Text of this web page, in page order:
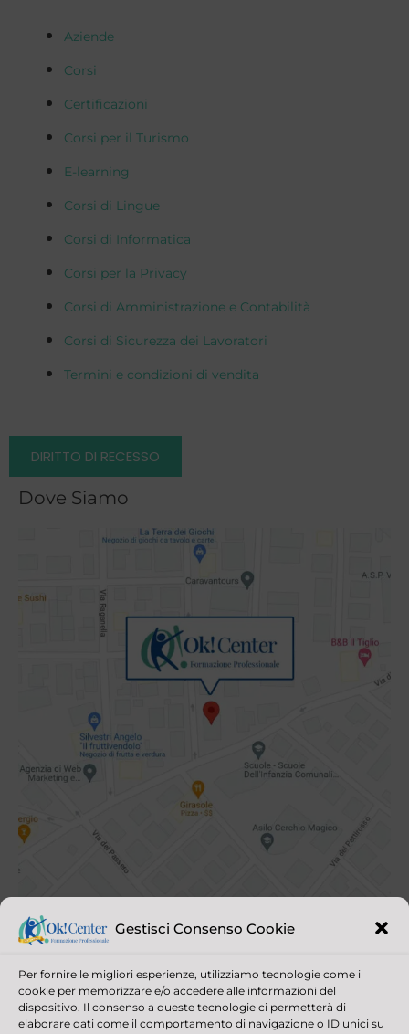
Gestisci Consenso Cookie
Per fornire le migliori esperienze, utilizziamo tecnologie come i
cookie per memorizzare e/o accedere alle informazioni del
dispositivo. Il consenso a queste tecnologie ci permetterà di
elaborare dati come il comportamento di navigazione o ID unici su
Aziende
Corsi
Certificazioni
Corsi per il Turismo
E-learning
Corsi di Lingue
Corsi di Informatica
Corsi per la Privacy
Corsi di Amministrazione e Contabilità
Corsi di Sicurezza dei Lavoratori
Termini e condizioni di vendita
DIRITTO DI RECESSO
Dove Siamo